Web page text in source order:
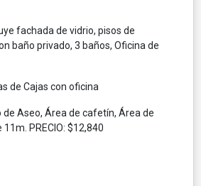
fachada de vidrio, pisos de
baño privado, 3 baños, Oficina de
de Cajas con oficina
Aseo, Área de cafetín, Área de
PRECIO: $12,840